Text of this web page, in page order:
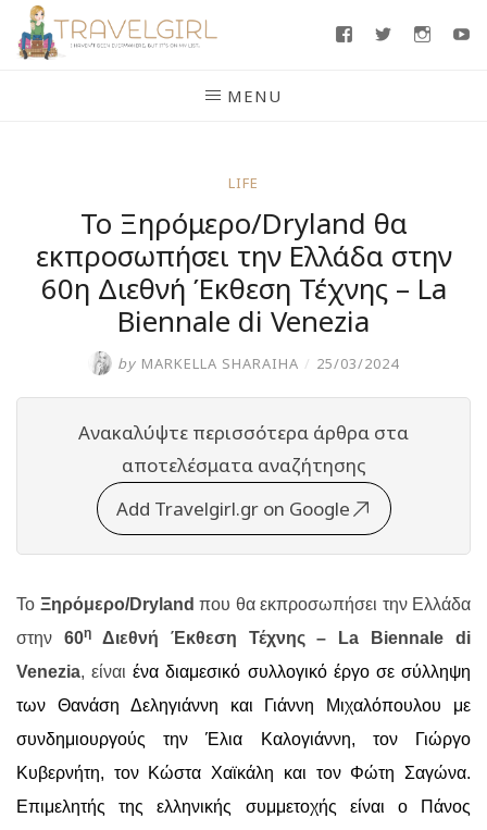
Skip
FacebookTwitter
MENU
LIFE
Το Ξηρόμερο/Dryland θα
εκπροσωπήσει την Ελλάδα στην
60η Διεθνή Έκθεση Τέχνης – La
Biennale di Venezia
by MARKELLA SHARAIHA / 25/03/2024
Ανακαλύψτε περισσότερα άρθρα στα
αποτελέσματα αναζήτησης
Add Travelgirl.gr on Google
Το Ξηρόμερο/Dryland που θα εκπροσωπήσει την Ελλάδα
στην 60ηΔιεθνή Έκθεση Τέχνης – La Biennale di
Venezia, είναιένα διαμεσικό συλλογικό έργο σε σύλληψη
των Θανάση Δεληγιάννη και Γιάννη Μιχαλόπουλου με
συνδημιουργούς την
Έλια Καλογιάννη, τον Γιώργο
Κυβερνήτη, τον Κώστα Χαϊκάλη και τον Φώτη Σαγώνα.
Επιμελητής της ελληνικής συμμετοχής είναι ο Πάνος